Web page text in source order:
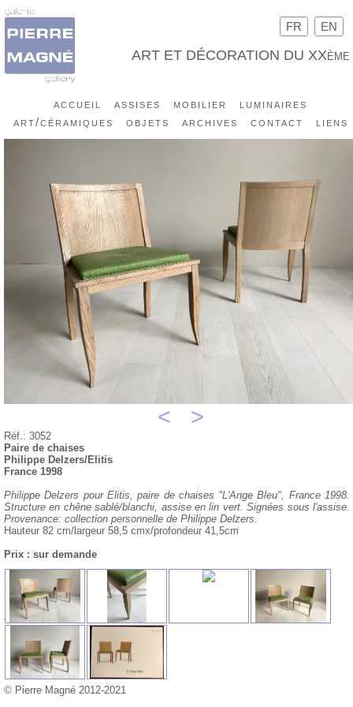
FR EN
ART ET DÉCORATION DU XXème
accueil assises mobilier
luminaires
art/céramiques
objets archives contact liens
< >
Réf.: 3052
Paire de chaises
Philippe Delzers/Elitis
France 1998
Philippe Delzers pour Elitis, paire de chaises "L'Ange Bleu", France 1998.
Structure en chêne sablé/blanchi, assise en lin vert. Signées sous l'assise.
Provenance: collection personnelle de Philippe Delzers.
Hauteur 82 cm/largeur 58,5 cmx/profondeur 41,5cm
Prix : sur demande
© Pierre Magné 2012-2021